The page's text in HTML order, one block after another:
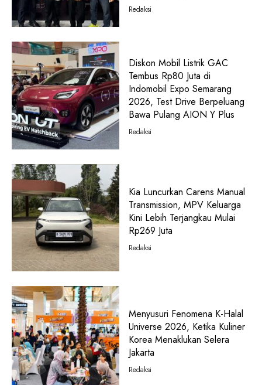
Redaksi
Diskon Mobil Listrik GAC
Tembus Rp80 Juta di
Indomobil Expo Semarang
2026, Test Drive Berpeluang
Bawa Pulang AION Y Plus
Redaksi
Kia Luncurkan Carens Manual
Transmission, MPV Keluarga
Kini Lebih Terjangkau Mulai
Rp269 Juta
Redaksi
Menyusuri Fenomena K-Halal
Universe 2026, Ketika Kuliner
Korea Menaklukan Selera
Jakarta
Redaksi